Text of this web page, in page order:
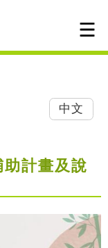
中文
計畫及說